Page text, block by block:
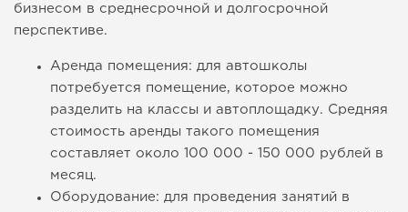
бизнесом в среднесрочной и долгосрочной
перспективе.
Аренда помещения: для автошколы
потребуется помещение, которое можно
разделить на классы и автоплощадку. Средняя
стоимость аренды такого помещения
составляет около 100 000 - 150 000 рублей в
месяц.
Оборудование: для проведения занятий в